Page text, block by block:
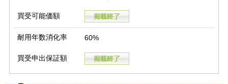
買受可能価額
耐用年数消化率 60%
買受申出保証額